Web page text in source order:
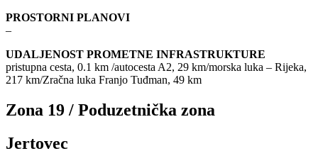
PROSTORNI PLANOVI
–
UDALJENOST PROMETNE INFRASTRUKTURE
pristupna cesta, 0.1 km /autocesta A2, 29 km/morska luka – Rijeka,
217 km/Zračna luka Franjo Tuđman, 49 km
Zona 19 / Poduzetnička zona
Jertovec